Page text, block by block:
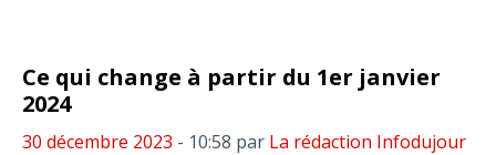
Ce qui change à partir du 1er janvier
2024
30 décembre 2023 - 10:58 par La rédaction Infodujour